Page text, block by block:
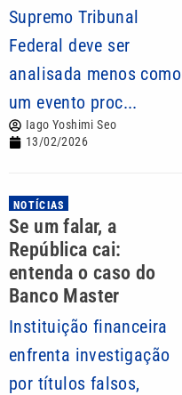
Supremo Tribunal
Federal deve ser
analisada menos como
um evento proc...
Iago Yoshimi Seo
13/02/2026
NOTÍCIAS
Se um falar, a
República cai:
entenda o caso do
Banco Master
Instituição financeira
enfrenta investigação
por títulos falsos,